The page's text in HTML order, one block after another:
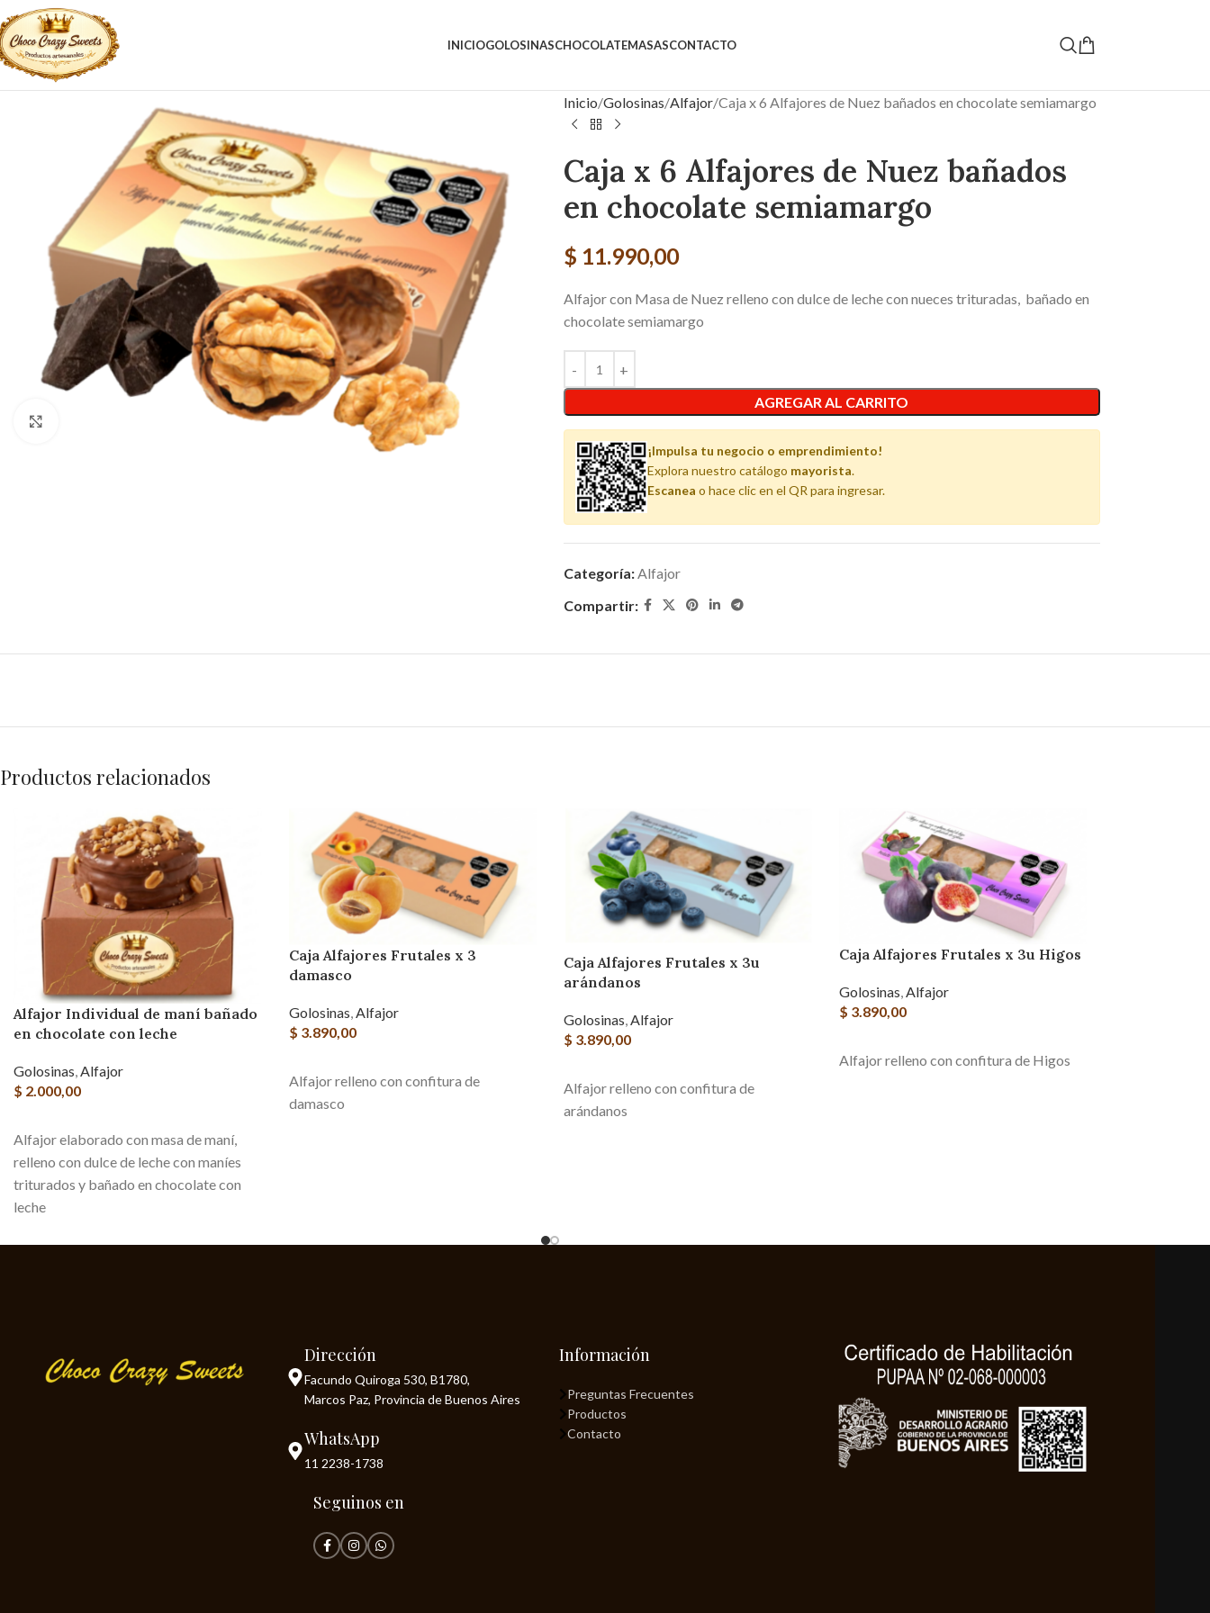
INICIOGOLOSINASCHOCOLATEMASASCONTACTO
Inicio Golosinas Alfajor Caja x 6 Alfajores de Nuez bañados en chocolate semiamargo
Caja x 6 Alfajores de Nuez bañados
en chocolate semiamargo
$ 11.990,00
Alfajor con Masa de Nuez relleno con dulce de leche con nueces trituradas, bañado en
chocolate semiamargo
AGREGAR AL CARRITO
¡Impulsa tu negocio o emprendimiento!
Explora nuestro catálogo mayorista.
Escanea o hace clic en el QR para ingresar.
Categoría: Alfajor
Compartir:
Productos relacionados
Alfajor Individual de maní bañado
en chocolate con leche
Golosinas,Alfajor
$ 2.000,00
Alfajor elaborado con masa de maní,
relleno con dulce de leche con maníes
triturados y bañado en chocolate con
leche
Caja Alfajores Frutales x 3
damasco
Golosinas,Alfajor
$ 3.890,00
Alfajor relleno con confitura de
damasco
Caja Alfajores Frutales x 3u
arándanos
Golosinas,Alfajor
$ 3.890,00
Alfajor relleno con confitura de
arándanos
Caja Alfajores Frutales x 3u Higos
Golosinas,Alfajor
$ 3.890,00
Alfajor relleno con confitura de Higos
Dirección
Facundo Quiroga 530, B1780,
Marcos Paz, Provincia de Buenos Aires
WhatsApp
11 2238-1738
Seguinos en
Información
Preguntas Frecuentes
Productos
Contacto